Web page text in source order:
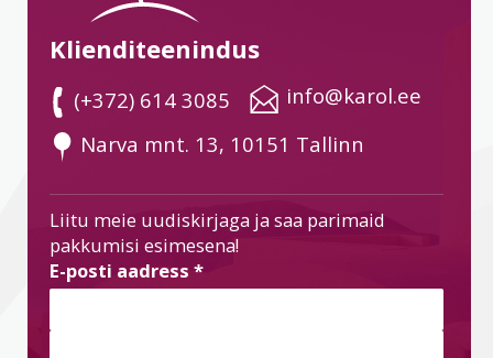
Klienditeenindus
(+372) 614 3085
info@karol.ee
Narva mnt. 13, 10151 Tallinn
Liitu meie uudiskirjaga ja saa parimaid
pakkumisi esimesena!
E-posti aadress *